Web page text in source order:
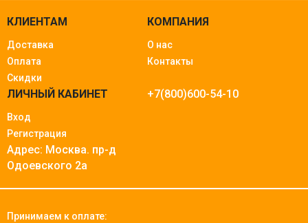
КЛИЕНТАМ
Доставка
Оплата
Скидки
КОМПАНИЯ
О нас
Контакты
ЛИЧНЫЙ КАБИНЕТ
Вход
Регистрация
+7(800)600-54-10
Адрес: Москва. пр-д
Одоевского 2а
Принимаем к оплате: